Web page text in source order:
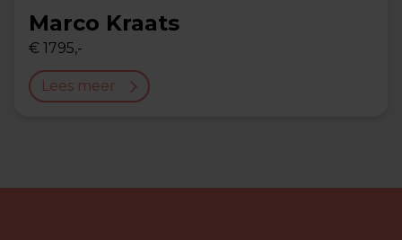
Marco Kraats
€ 1795,-
Lees meer